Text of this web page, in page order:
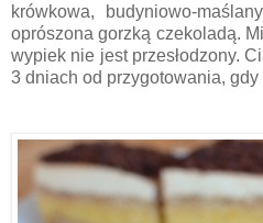
krówkowa, budyniowo-
oprószona gorzką czekoladą.
wypiek nie jest przesłodzony.
3 dniach od przygotowania,